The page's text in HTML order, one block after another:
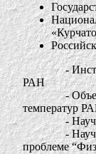
- Институт
РАН
-
температур
- Научный
- Научный
проблеме